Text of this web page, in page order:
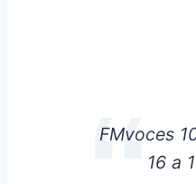
FMvoces
16 a